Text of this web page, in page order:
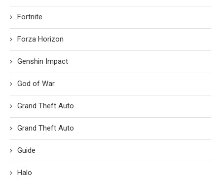
Fortnite
Forza Horizon
Genshin Impact
God of War
Grand Theft Auto
Grand Theft Auto
Guide
Halo